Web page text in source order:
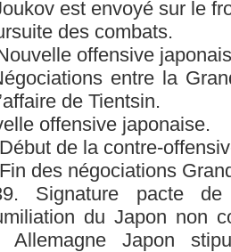
est envoyé sur le
des combats.
offensive
entre la
de Tientsin.
offensive japonaise.
de la contre-
des négociations
Signature pacte de
du Japon non
Allemagne Japon